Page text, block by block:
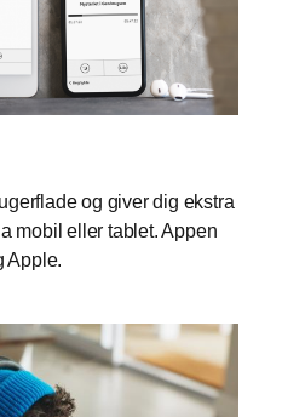
og giver dig ekstra
mobil eller tablet. Appen
Apple.